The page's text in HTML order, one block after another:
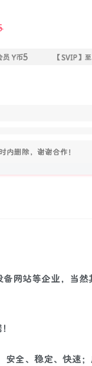
员 Y币5 【SVIP】
删除，谢谢合作！
网站等企业，当
全、稳定、快速；